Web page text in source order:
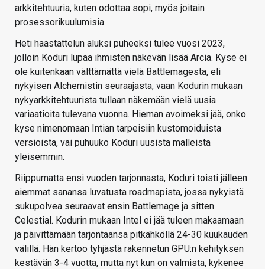
arkkitehtuuria, kuten odottaa sopi, myös joitain
prosessorikuulumisia.
Heti haastattelun aluksi puheeksi tulee vuosi 2023,
jolloin Koduri lupaa ihmisten näkevän lisää Arcia. Kyse ei
ole kuitenkaan välttämättä vielä Battlemagesta, eli
nykyisen Alchemistin seuraajasta, vaan Kodurin mukaan
nykyarkkitehtuurista tullaan näkemään vielä uusia
variaatioita tulevana vuonna. Hieman avoimeksi jää, onko
kyse nimenomaan Intian tarpeisiin kustomoiduista
versioista, vai puhuuko Koduri uusista malleista
yleisemmin.
Riippumatta ensi vuoden tarjonnasta, Koduri toisti jälleen
aiemmat sanansa luvatusta roadmapista, jossa nykyistä
sukupolvea seuraavat ensin Battlemage ja sitten
Celestial. Kodurin mukaan Intel ei jää tuleen makaamaan
ja päivittämään tarjontaansa pitkähköllä 24-30 kuukauden
välillä. Hän kertoo tyhjästä rakennetun GPU:n kehityksen
kestävän 3-4 vuotta, mutta nyt kun on valmista, kykenee